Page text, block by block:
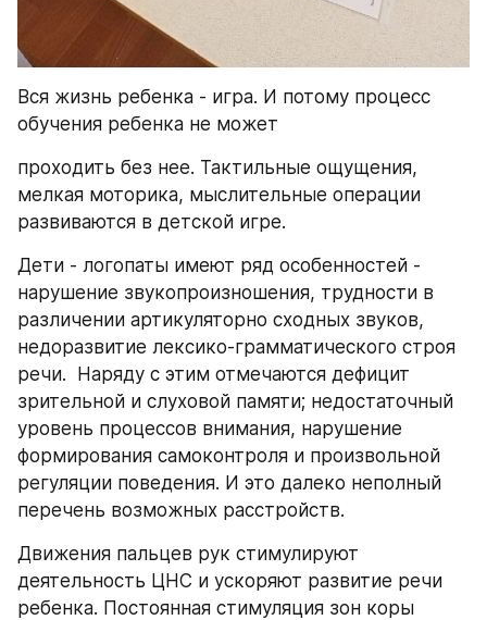
Вся жизнь ребенка - игра. И потому процесс
обучения ребенка не может
проходить без нее. Тактильные ощущения,
мелкая моторика, мыслительные операции
развиваются в детской игре.
Дети - логопаты имеют ряд особенностей -
нарушение звукопроизношения, трудности в
различении артикуляторно сходных звуков,
недоразвитие лексико-грамматического строя
речи.  Наряду с этим отмечаются дефицит
зрительной и слуховой памяти; недостаточный
уровень процессов внимания, нарушение
формирования самоконтроля и произвольной
регуляции поведения. И это далеко неполный
перечень возможных расстройств.
Движения пальцев рук стимулируют
деятельность ЦНС и ускоряют развитие речи
ребенка. Постоянная стимуляция зон коры